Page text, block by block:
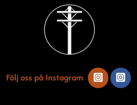
Back
To
Följ oss på Instagram